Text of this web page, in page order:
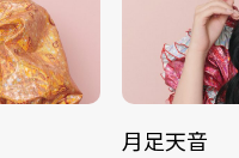
月足天音